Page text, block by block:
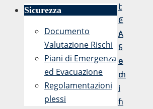
c
e
r
t
o
d
i
f
I
C
A
S
e
m
i
n
Sicurezza
Documento
Valutazione Rischi
Piani di Emergenza
ed Evacuazione
Regolamentazioni
plessi